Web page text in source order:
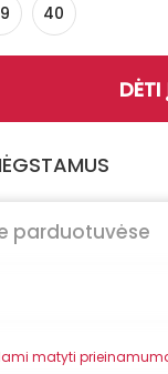
40
DĖTI
parduotuvėse
matyti